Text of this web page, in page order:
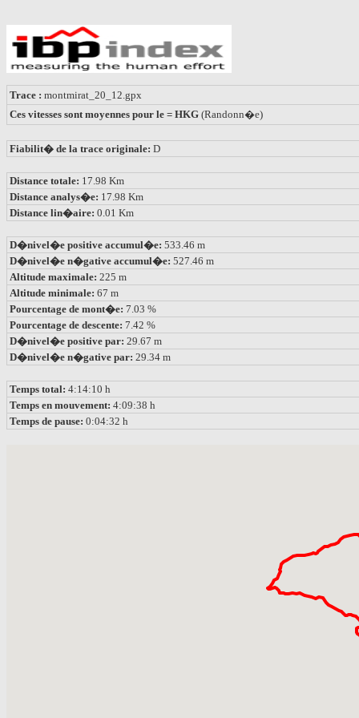
Trace : montmirat_20_12.gpx
Ces vitesses sont moyennes pour le = HKG (Randonn�e)
Fiabilit� de la trace originale: D
Distance totale: 17.98 Km
Distance analys�e: 17.98 Km
Distance lin�aire: 0.01 Km
D�nivel�e positive accumul�e: 533.46 m
D�nivel�e n�gative accumul�e: 527.46 m
Altitude maximale: 225 m
Altitude minimale: 67 m
Pourcentage de mont�e: 7.03 %
Pourcentage de descente: 7.42 %
D�nivel�e positive par: 29.67 m
D�nivel�e n�gative par: 29.34 m
Temps total: 4:14:10 h
Temps en mouvement: 4:09:38 h
Temps de pause: 0:04:32 h